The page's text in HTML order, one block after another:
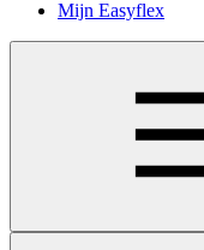
Mijn Easyflex